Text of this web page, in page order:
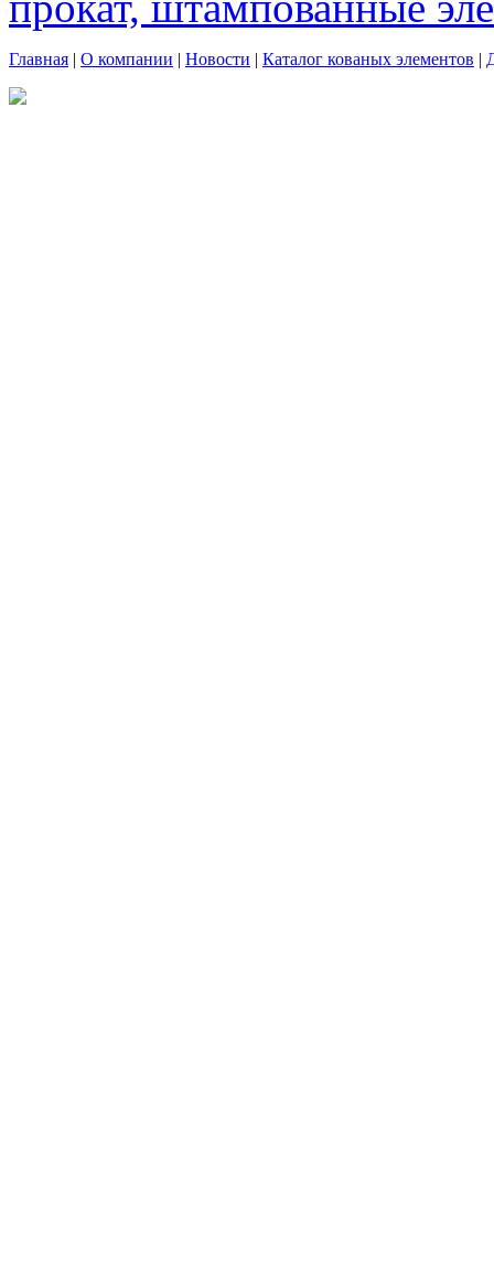
Главная | О компании | Новости | Каталог кованых элементов |